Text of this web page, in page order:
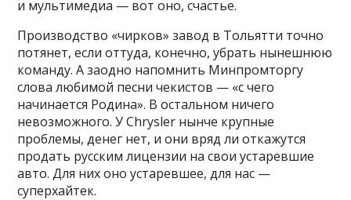
и мультимедиа — вот оно, счастье.
Производство «чирков» завод в Тольятти точно
потянет, если оттуда, конечно, убрать нынешнюю
команду. А заодно напомнить Минпромторгу
слова любимой песни чекистов — «с чего
начинается Родина». В остальном ничего
невозможного. У Chrysler нынче крупные
проблемы, денег нет, и они вряд ли откажутся
продать русским лицензии на свои устаревшие
авто. Для них оно устаревшее, для нас —
суперхайтек.